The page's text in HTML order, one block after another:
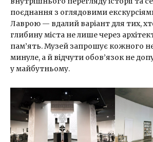
поєднання з оглядовими
Лаврою — вдалий варіант для тих,
глибину міста не лише через
пам’ять. Музей запрошує кожного
минуле, а й відчути обов’язок не
у майбутньому.